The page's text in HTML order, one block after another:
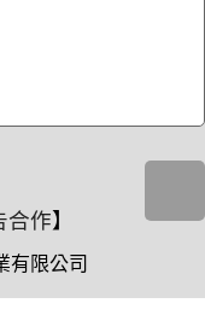
合作】
有限公司